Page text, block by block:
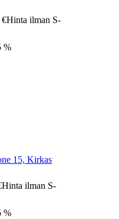
€Hinta ilman S-
%
15, Kirkas
Hinta ilman S-
%